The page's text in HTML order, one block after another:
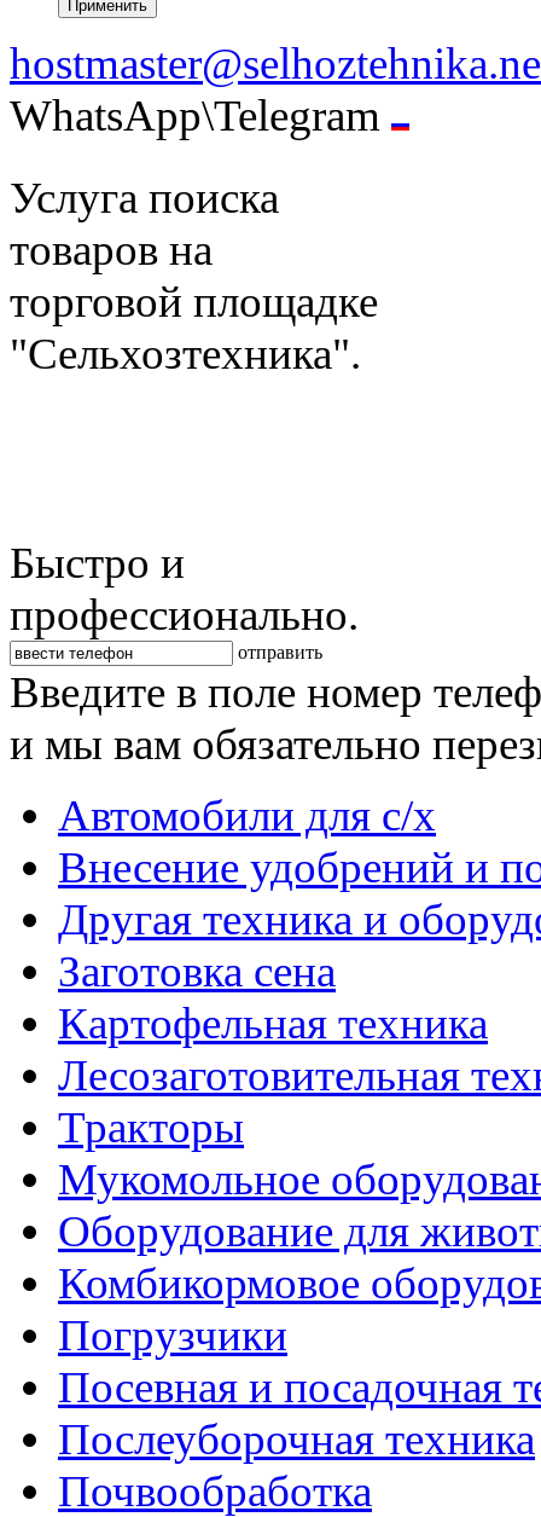
WhatsApp\Telegram
Услуга поиска
товаров на
торговой площадке
"Сельхозтехника".
Быстро и
профессионально.
отправить
Введите в поле номер
и мы вам обязательно
Автомобили для с/х
Внесение удобрений и
Другая техника и
Заготовка сена
Картофельная техника
Лесозаготовительная
Тракторы
Мукомольное
Оборудование для
Комбикормовое
Погрузчики
Посевная и посадочная
Послеуборочная техника
Почвообработка